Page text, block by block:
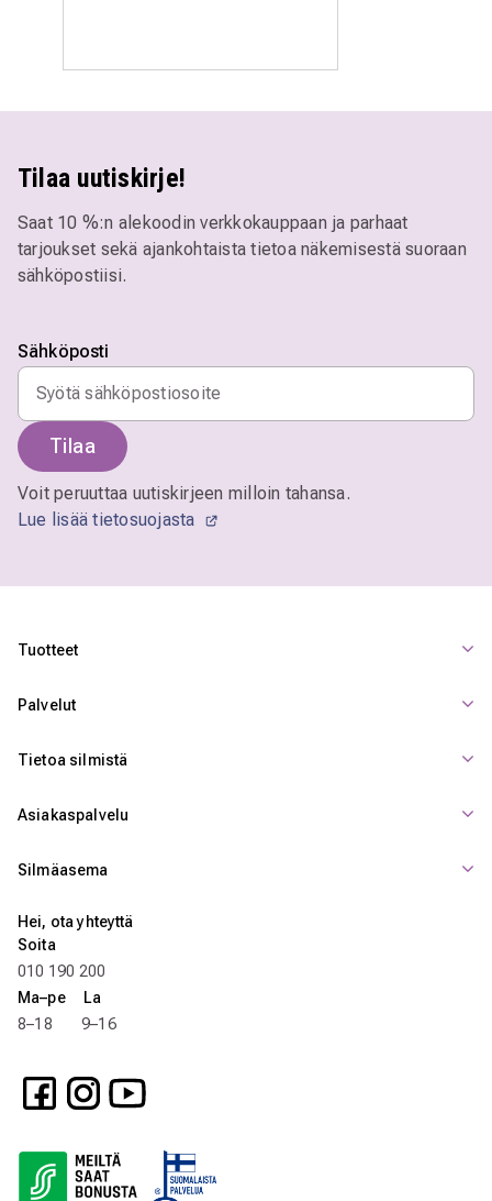
Tilaa uutiskirje!
Saat 10 %:n alekoodin verkkokauppaan ja parhaat
tarjoukset sekä ajankohtaista tietoa näkemisestä suoraan
sähköpostiisi.
Sähköposti
Tilaa
Voit peruuttaa uutiskirjeen milloin tahansa.
Lue lisää tietosuojasta
Tuotteet
Palvelut
Tietoa silmistä
Asiakaspalvelu
Silmäasema
Hei, ota yhteyttä
Soita
010 190 200
Ma–pe La
8–18 9–16